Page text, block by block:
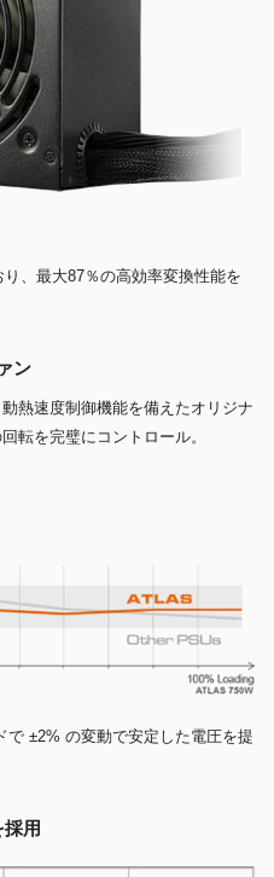
、最大87％の高効率変換性能を
ン
熱速度制御機能を備えたオリジナ
転を完璧にコントロール。
で ±2% の変動で安定した電圧を提
用